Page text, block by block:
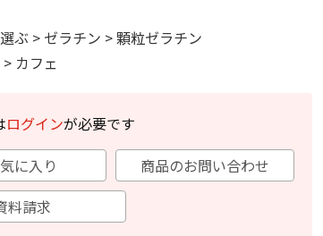
ぶ > ゼラチン >顆粒ゼラチン
> カフェ
ログインが必要です
に入り
商品のお問い合わせ
料請求